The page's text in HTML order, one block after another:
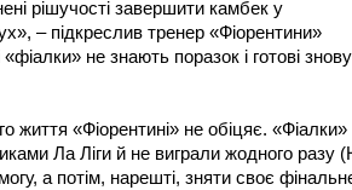
рішучості завершити камбек у
– підкреслив тренер «Фіорентини»
не знають поразок і готові знову
життя «Фіорентині» не обіцяє. «Фіалки»
Ла Ліги й не виграли жодного разу
а потім, нарешті, зняти своє